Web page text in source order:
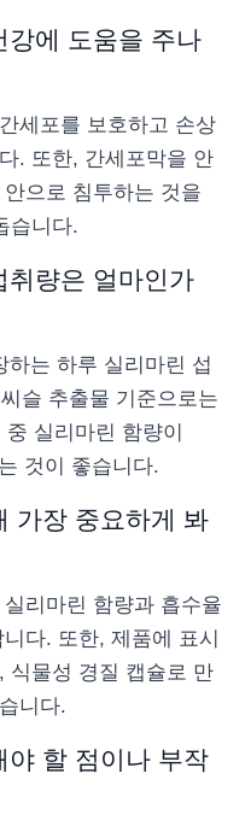
강에 도움을 주나
세포를 보호하고 손상
. 또한, 간세포막을 안
으로 침투하는 것을
습니다.
취량은 얼마인가
하는 하루 실리마린 섭
슬 추출물 기준으로는
실리마린 함량이
것이 좋습니다.
가장 중요하게 봐
리마린 함량과 흡수율
다. 또한, 제품에 표시
식물성 경질 캡슐로 만
니다.
야 할 점이나 부작